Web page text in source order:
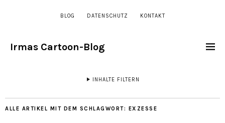
BLOG DATENSCHUTZ KONTAKT
Irmas Cartoon-Blog
INHALTE FILTERN
ALLE ARTIKEL MIT DEM SCHLAGWORT: EXZESSE